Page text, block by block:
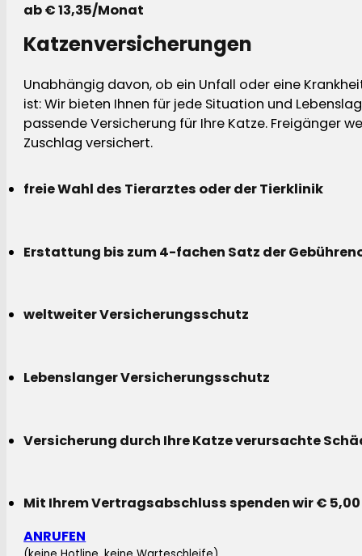
ab € 13,35/Monat
Katzenversicherungen
Unabhängig davon, ob ein Unfall oder eine
ist: Wir bieten Ihnen für jede Situation und
passende Versicherung für Ihre Katze. Freigänger
Zuschlag versichert.
freie Wahl des Tierarztes oder der Tierklinik
Erstattung bis zum 4-fachen Satz der
weltweiter Versicherungsschutz
Lebenslanger Versicherungsschutz
Versicherung durch Ihre Katze verursachte
Mit Ihrem Vertragsabschluss spenden wir €
ANRUFEN